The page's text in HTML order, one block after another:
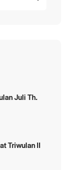
Juli Th.
Triwulan II